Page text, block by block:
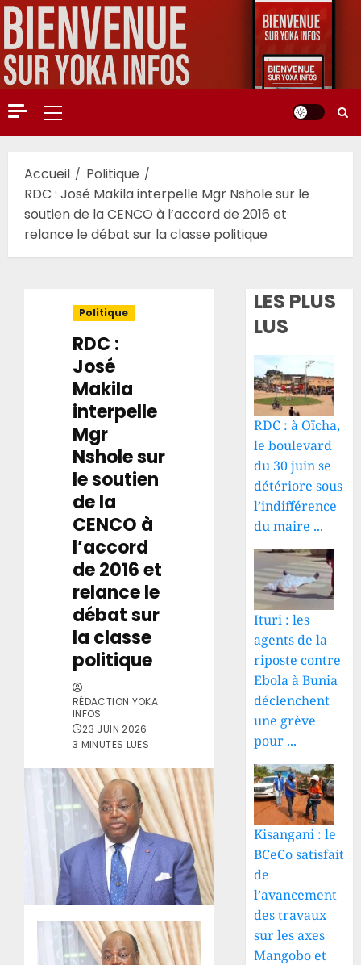
Aller
au
contenu
Menu
principal
Accueil
Politique
RDC : José Makila interpelle Mgr Nshole sur le
soutien de la CENCO à l’accord de 2016 et
relance le débat sur la classe politique
Politique
RDC :
José
Makila
interpelle
Mgr
Nshole sur
le soutien
de la
CENCO à
l’accord
de 2016 et
relance le
débat sur
la classe
politique
RÉDACTION YOKA
INFOS
23 JUIN 2026
3 MINUTES LUES
LES PLUS
LUS
RDC : à Oïcha,
le boulevard
du 30 juin se
détériore sous
l’indifférence
du maire ...
Ituri : les
agents de la
riposte contre
Ebola à Bunia
déclenchent
une grève
pour ...
Kisangani : le
BCeCo satisfait
de
l’avancement
des travaux
sur les axes
Mangobo et